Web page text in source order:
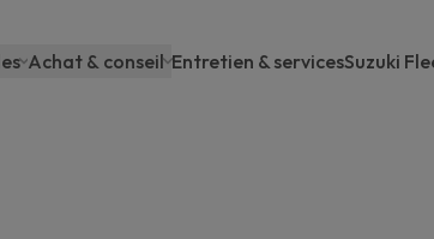
Achat & conseil Entretien & servicesSuzuki